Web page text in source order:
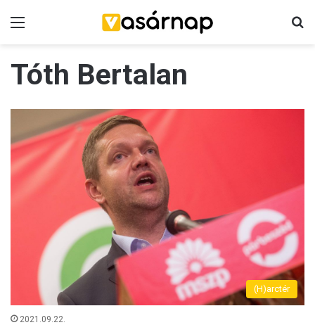
Tóth Bertalan
(H)arctér
2021.09.22.